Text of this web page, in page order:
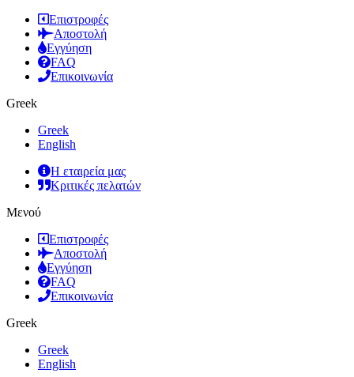
Επιστροφές
Αποστολή
Εγγύηση
FAQ
Επικοινωνία
Greek
Greek
English
Η εταιρεία μας
Κριτικές πελατών
Μενού
Επιστροφές
Αποστολή
Εγγύηση
FAQ
Επικοινωνία
Greek
Greek
English